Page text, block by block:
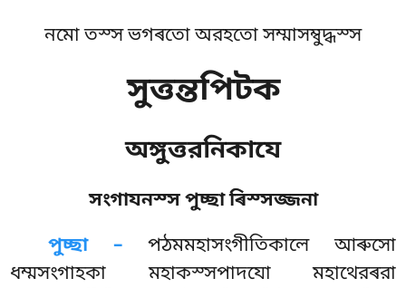
নমো তস্স ভগৰতো অরহতো সম্মাসম্বুদ্ধস্স
সুত্তন্তপিটক
অঙ্গুত্তরনিকাযে
সংগাযনস্স পুচ্ছা ৰিস্সজ্জনা
পুচ্ছা –পঠমমহাসংগীতিকালেআৰুসো
ধম্মসংগাহকা মহাকস্সপাদযো মহাথেরৰরা